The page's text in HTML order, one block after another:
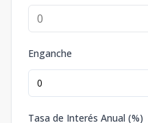
Enganche
Tasa de Interés Anual (%)